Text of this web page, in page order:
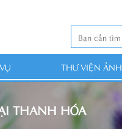
THƯ VIỆN ẢNH
THANH HÓA